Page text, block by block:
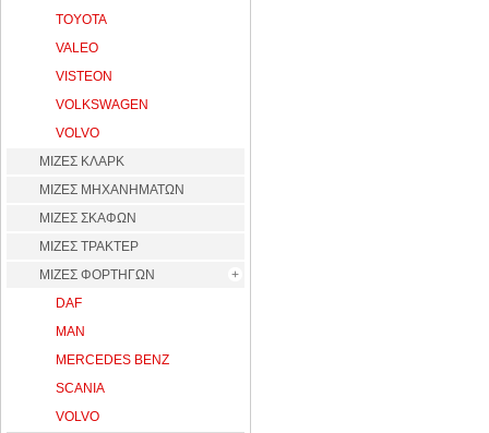
TOYOTA
VALEO
VISTEON
VOLKSWAGEN
VOLVO
ΜΙΖΕΣ ΚΛΑΡΚ
ΜΙΖΕΣ ΜΗΧΑΝΗΜΑΤΩΝ
ΜΙΖΕΣ ΣΚΑΦΩΝ
ΜΙΖΕΣ ΤΡΑΚΤΕΡ
ΜΙΖΕΣ ΦΟΡΤΗΓΩΝ
DAF
MAN
MERCEDES BENZ
SCANIA
VOLVO